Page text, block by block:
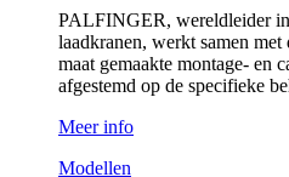
PALFINGER, wereldleider
laadkranen, werkt samen
maat gemaakte montage- en
afgestemd op de specifieke
Meer info
Modellen